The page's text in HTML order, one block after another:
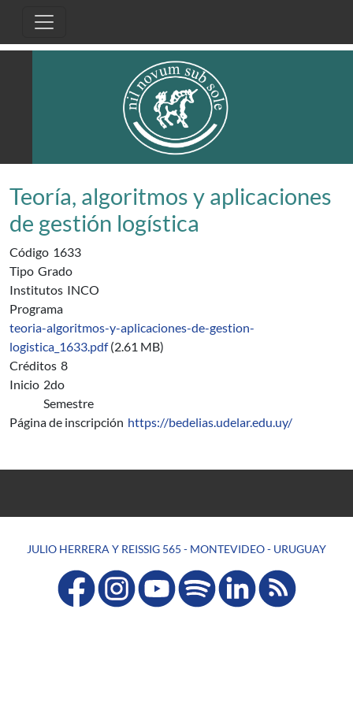
Teoría, algoritmos y aplicaciones
de gestión logística
Código 1633
Tipo Grado
Institutos INCO
Programa
teoria-algoritmos-y-aplicaciones-de-gestion-
logistica_1633.pdf (2.61 MB)
Créditos 8
Inicio 2do
Semestre
Página de inscripción https://bedelias.udelar.edu.uy/
JULIO HERRERA Y REISSIG 565 - MONTEVIDEO - URUGUAY